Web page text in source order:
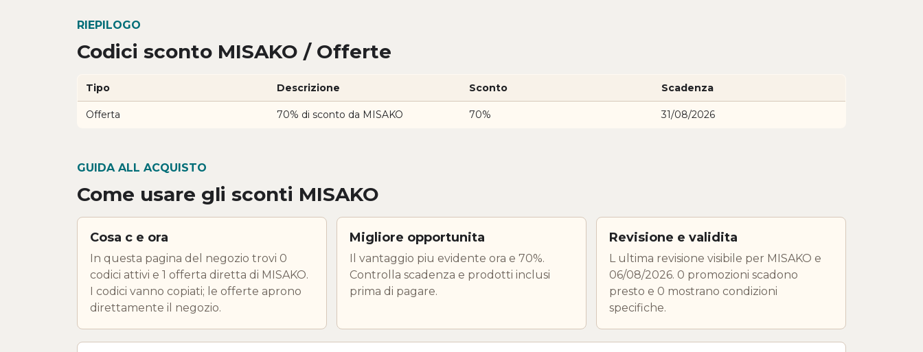
RIEPILOGO
Codici sconto MISAKO / Offerte
Tipo Descrizione Sconto Scadenza
Offerta 70% di sconto da MISAKO 70% 31/08/2026
GUIDA ALL ACQUISTO
Come usare gli sconti MISAKO
Cosa c e ora
In questa pagina del negozio trovi 0
codici attivi e 1 offerta diretta di MISAKO.
I codici vanno copiati; le offerte aprono
direttamente il negozio.
Migliore opportunita
Il vantaggio piu evidente ora e 70%.
Controlla scadenza e prodotti inclusi
prima di pagare.
Revisione e validita
L ultima revisione visibile per MISAKO e
06/08/2026. 0 promozioni scadono
presto e 0 mostrano condizioni
specifiche.